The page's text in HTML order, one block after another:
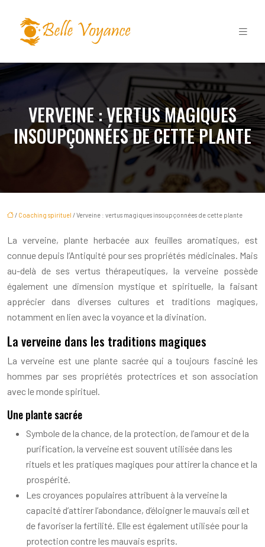
VERVEINE : VERTUS MAGIQUES
INSOUPÇONNÉES DE CETTE PLANTE
/ Coaching spirituel / Verveine : vertus magiques insoupçonnées de cette plante
La verveine, plante herbacée aux feuilles aromatiques, est
connue depuis l’Antiquité pour ses propriétés médicinales. Mais
au-delà de ses vertus thérapeutiques, la verveine possède
également une dimension mystique et spirituelle, la faisant
apprécier dans diverses cultures et traditions magiques,
notamment en lien avec la voyance et la divination.
La verveine dans les traditions magiques
La verveine est une plante sacrée qui a toujours fasciné les
hommes par ses propriétés protectrices et son association
avec le monde spirituel.
Une plante sacrée
Symbole de la chance, de la protection, de l’amour et de la
purification, la verveine est souvent utilisée dans les
rituels et les pratiques magiques pour attirer la chance et la
prospérité.
Les croyances populaires attribuent à la verveine la
capacité d’attirer l’abondance, d’éloigner le mauvais œil et
de favoriser la fertilité. Elle est également utilisée pour la
protection contre les mauvais esprits.